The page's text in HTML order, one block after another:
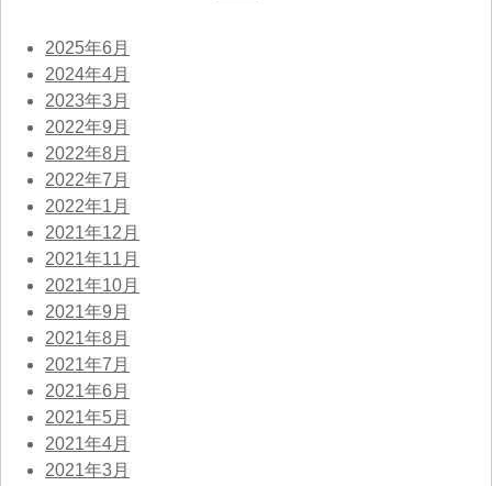
2025年6月
2024年4月
2023年3月
2022年9月
2022年8月
2022年7月
2022年1月
2021年12月
2021年11月
2021年10月
2021年9月
2021年8月
2021年7月
2021年6月
2021年5月
2021年4月
2021年3月